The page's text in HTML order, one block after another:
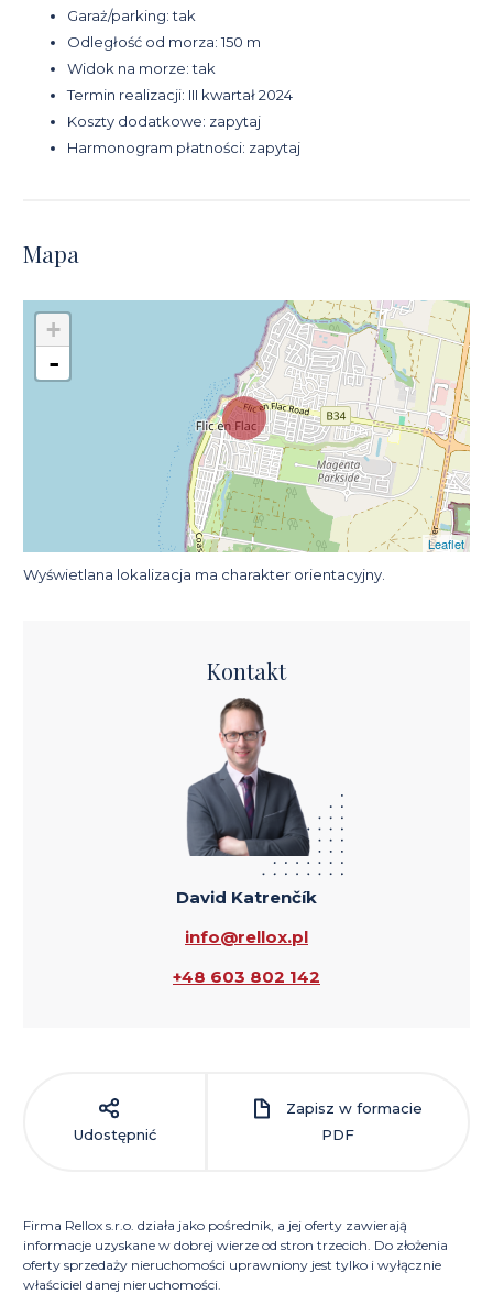
Garaż/parking: tak
Odległość od morza: 150 m
Widok na morze: tak
Termin realizacji: III kwartał 2024
Koszty dodatkowe: zapytaj
Harmonogram płatności: zapytaj
Mapa
+
-
Leaflet
Wyświetlana lokalizacja ma charakter orientacyjny.
Kontakt
David Katrenčík
info@rellox.pl
+48 603 802 142
Udostępnić
Zapisz w formacie
PDF
Firma Rellox s.r.o. działa jako pośrednik, a jej oferty zawierają
informacje uzyskane w dobrej wierze od stron trzecich. Do złożenia
oferty sprzedaży nieruchomości uprawniony jest tylko i wyłącznie
właściciel danej nieruchomości.